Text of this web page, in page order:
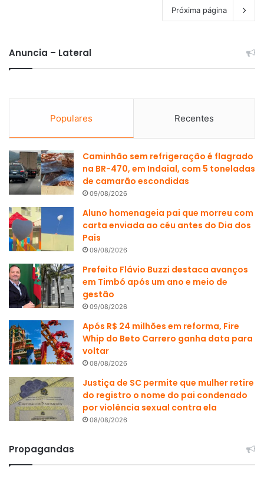
Próxima página
Anuncia – Lateral
Populares Recentes
Caminhão sem refrigeração é flagrado
na BR-470, em Indaial, com 5 toneladas
de camarão escondidas
09/08/2026
Aluno homenageia pai que morreu com
carta enviada ao céu antes do Dia dos
Pais
09/08/2026
Prefeito Flávio Buzzi destaca avanços
em Timbó após um ano e meio de
gestão
09/08/2026
Após R$ 24 milhões em reforma, Fire
Whip do Beto Carrero ganha data para
voltar
08/08/2026
Justiça de SC permite que mulher retire
do registro o nome do pai condenado
por violência sexual contra ela
08/08/2026
Propagandas